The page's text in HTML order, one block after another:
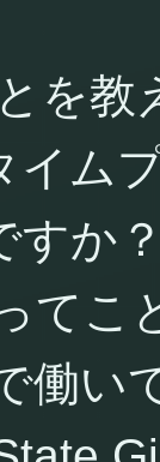
を教
イム
すか
てこ
働い